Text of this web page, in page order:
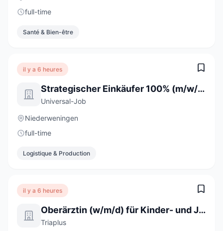
full-time
Santé & Bien-être
il y a 6 heures
Strategischer Einkäufer 100% (m/w/d)
Universal-Job
Niederweningen
full-time
Logistique & Production
il y a 6 heures
Oberärztin (w/m/d) für Kinder- und Jugendpsychiatrie ambulant
Triaplus